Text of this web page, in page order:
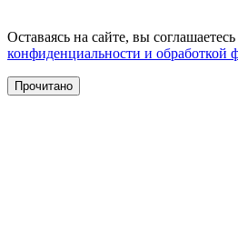
Оставаясь на сайте, вы соглашаетесь
конфиденциальности и обработкой
Прочитано